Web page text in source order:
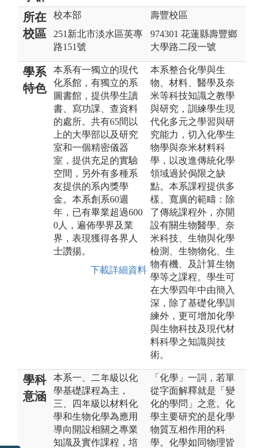
所在
校區
校本部
251新北市淡水區英專
路151號
壽豐校區
974301 花蓮縣壽豐鄉
大學路二段一號
學系
特色
本系有一獨立的現代
化系館，有獨立的系
圖書館，提供學生讀
書、寫功課、查資料
的處所。共有65間以
上的大學部以及研究
室和一個精密儀器
室，提供充足的實驗
空間，另外有多種系
友提供的系內獎學
金。本系創系60週
年，已有畢業超過600
0人，遍佈學界及業
界，表現獲得各界人
士讚揚。
下載詳細資料
本系整合化學與生
物、材料、醫學及奈
米等科技知識之教學
與研究，訓練學生現
代化多元之學習與研
究能力，切入化學生
物學與奈米材料科
學，以改進傳統化學
領域過於侷限之缺
點。本系課程提供多
樣、寬廣的範疇：除
了傳統課程外，亦開
設有關生物醫學、奈
米科技、生物與化學
檢測、生物物化、生
物有機、及計算生物
學等之課程。學生可
在大學四年中由簡入
深，除了基礎化學訓
練外，更可增加化學
與生物科技及現代材
料科學之知識與技
術。
學科
意涵
本系一、二年級以化
學基礎課程為主，
三、四年級以材料化
學和生物化學為應用
導向開設相關之專業
知識及實作課程，培
「化學」一詞，若單
從字面解釋就是「變
化的學問」之意。化
學主要研究的是化學
物質互相作用的科
學。化學如同物理皆